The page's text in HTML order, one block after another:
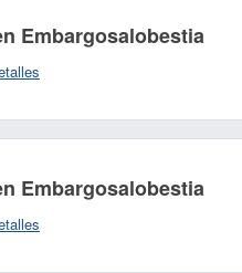
Embargosalobestia
Embargosalobestia